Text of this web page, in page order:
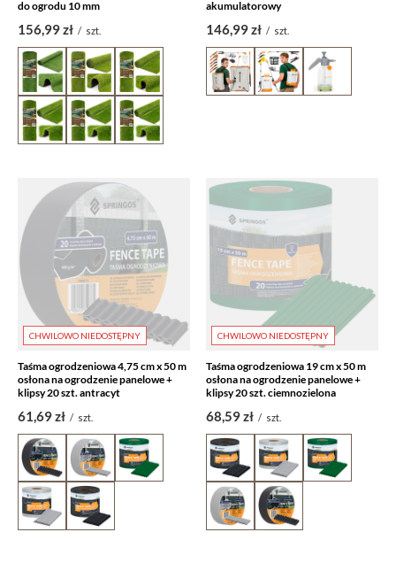
do ogrodu 10 mm
156,99 zł / szt.
akumulatorowy
146,99 zł / szt.
CHWILOWO NIEDOSTĘPNY
Taśma ogrodzeniowa 4,75 cm x 50 m
osłona na ogrodzenie panelowe +
klipsy 20 szt. antracyt
61,69 zł / szt.
CHWILOWO NIEDOSTĘPNY
Taśma ogrodzeniowa 19 cm x 50 m
osłona na ogrodzenie panelowe +
klipsy 20 szt. ciemnozielona
68,59 zł / szt.